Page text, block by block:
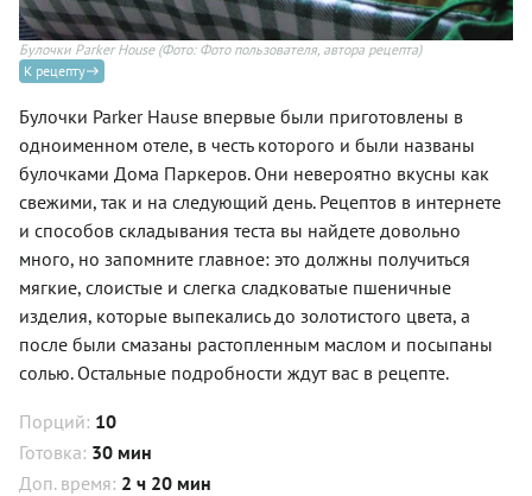
Булочки Parker House(Фото: Фото пользователя, автора рецепта)
К рецепту
Булочки Parker Hause впервые были приготовлены в
одноименном отеле, в честь которого и были названы
булочками Дома Паркеров. Они невероятно вкусны как
свежими, так и на следующий день. Рецептов в интернете
и способов складывания теста вы найдете довольно
много, но запомните главное: это должны получиться
мягкие, слоистые и слегка сладковатые пшеничные
изделия, которые выпекались до золотистого цвета, а
после были смазаны растопленным маслом и посыпаны
солью. Остальные подробности ждут вас в рецепте.
Порций: 10
Готовка: 30 мин
Доп. время: 2 ч 20 мин